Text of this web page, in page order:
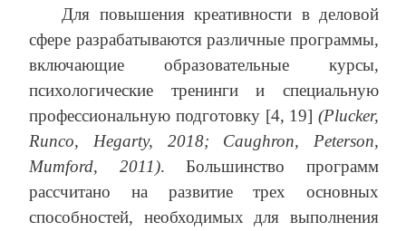
Для повышения креативности в деловой
сфере разрабатываются различные программы,
включающие образовательные курсы,
психологические тренинги и специальную
профессиональную подготовку [4, 19] (Plucker,
Runco, Hegarty, 2018; Caughron, Peterson,
Mumford, 2011). Большинство программ
рассчитано на развитие трех основных
способностей, необходимых для выполнения